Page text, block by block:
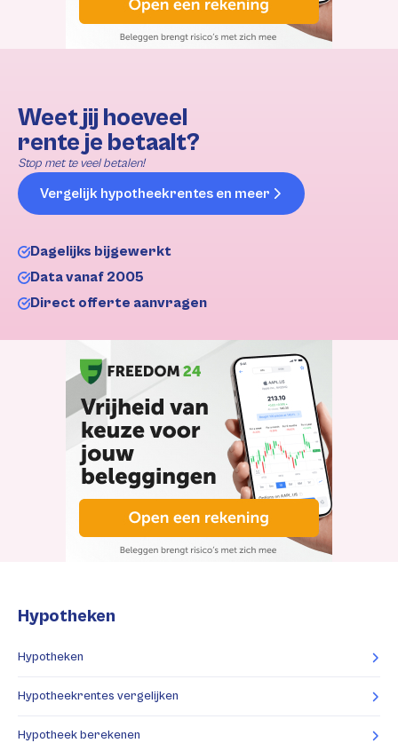
Weet jij hoeveel
rente je betaalt?
Stop met te veel betalen!
Vergelijk hypotheekrentes en meer
Dagelijks bijgewerkt
Data vanaf 2005
Direct offerte aanvragen
Hypotheken
Hypotheken
Hypotheekrentes vergelijken
Hypotheek berekenen